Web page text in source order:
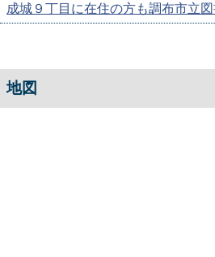
成城９丁目に在住の方も調布市立
地図